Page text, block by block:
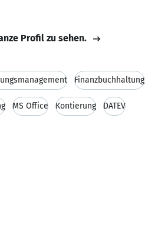
Profil zu sehen.
Finanzbuchhaltung
MS Office Kontierung DATEV